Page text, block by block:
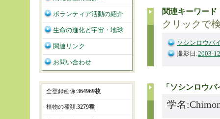
関連キーワード
クリックで
ソシンロウバ
撮影日:2003-
「ソシンロウ
学名
ボランティア活動の紹介
生命の進化と宇宙・地球
関連リンク
お問い合わせ
全登録画像:364969枚
植物の種類:3279種